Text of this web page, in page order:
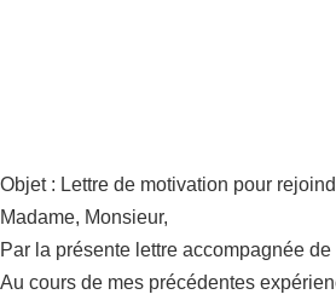
Objet : Lettre de motivation pour
Madame, Monsieur,
Par la présente lettre accompagnée
Au cours de mes précédentes